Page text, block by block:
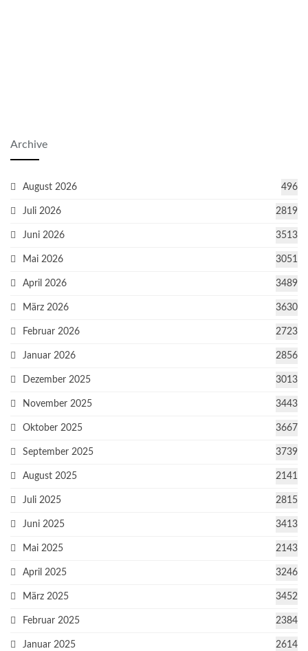
Archive
August 2026 496
Juli 2026 2819
Juni 2026 3513
Mai 2026 3051
April 2026 3489
März 2026 3630
Februar 2026 2723
Januar 2026 2856
Dezember 2025 3013
November 2025 3443
Oktober 2025 3667
September 2025 3739
August 2025 2141
Juli 2025 2815
Juni 2025 3413
Mai 2025 2143
April 2025 3246
März 2025 3452
Februar 2025 2384
Januar 2025 2614